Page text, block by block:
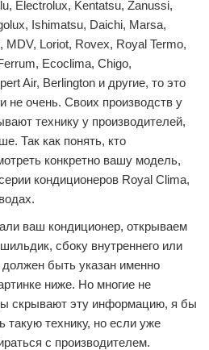
Electrolux, Kentatsu, Zanussi,
Ishimatsu, Daichi, Marsa,
MDV, Loriot, Rovex, Royal Termo,
Ecoclima, Chigo,
Air, Berlington и другие, то это
не очень. Своих производств у
технику у производителей,
Так как понять, кто
конкретно вашу модель,
кондиционеров Royal Clima,
ваш кондиционер, открываем
сбоку внутреннего или
быть указан именно
ниже. Но многие не
скрывают эту информацию, я бы
такую технику, но если уже
с производителем.